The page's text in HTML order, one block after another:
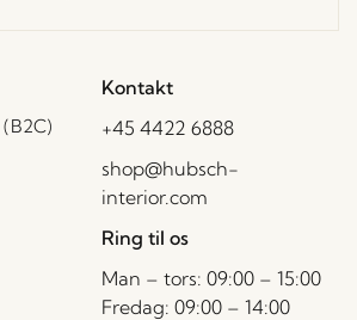
Kontakt
+45 4422 6888
shop@hubsch-
interior.com
Ring til os
Man – tors: 09:00 – 15:00
Fredag: 09:00 – 14:00